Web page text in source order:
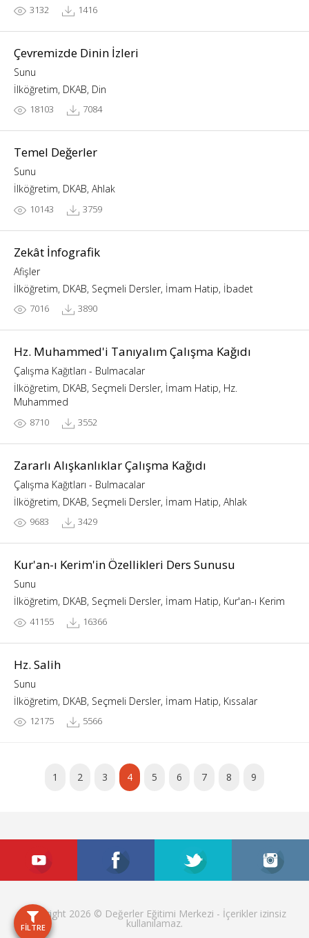
3132 1416
Çevremizde Dinin İzleri
Sunu
İlköğretim, DKAB, Din
18103 7084
Temel Değerler
Sunu
İlköğretim, DKAB, Ahlak
10143 3759
Zekât İnfografik
Afişler
İlköğretim, DKAB, Seçmeli Dersler, İmam Hatip, İbadet
7016 3890
Hz. Muhammed'i Tanıyalım Çalışma Kağıdı
Çalışma Kağıtları - Bulmacalar
İlköğretim, DKAB, Seçmeli Dersler, İmam Hatip, Hz.
Muhammed
8710 3552
Zararlı Alışkanlıklar Çalışma Kağıdı
Çalışma Kağıtları - Bulmacalar
İlköğretim, DKAB, Seçmeli Dersler, İmam Hatip, Ahlak
9683 3429
Kur'an-ı Kerim'in Özellikleri Ders Sunusu
Sunu
İlköğretim, DKAB, Seçmeli Dersler, İmam Hatip, Kur'an-ı Kerim
41155 16366
Hz. Salih
Sunu
İlköğretim, DKAB, Seçmeli Dersler, İmam Hatip, Kıssalar
12175 5566
1 2 3 4 5 6 7 8 9
FİLTRE
Copyright 2026 © Değerler Eğitimi Merkezi - İçerikler izinsiz
kullanılamaz.